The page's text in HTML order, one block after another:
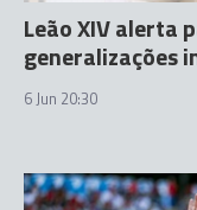
Leão XIV alerta
generalizações
6 Jun 20:30